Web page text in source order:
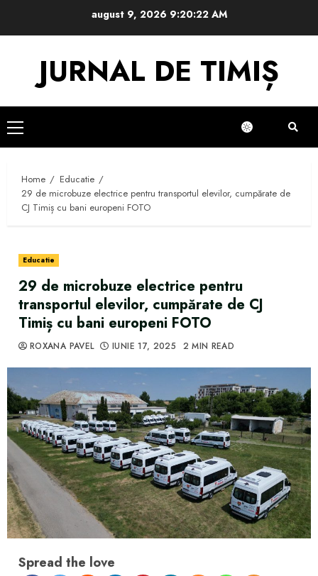
august 9, 2026 9:20:23 AM
JURNAL DE TIMIȘ
Primary
Menu
Home
Educatie
29 de microbuze electrice pentru transportul elevilor, cumpărate de
CJ Timiș cu bani europeni FOTO
Educatie
29 de microbuze electrice pentru
transportul elevilor, cumpărate de CJ
Timiș cu bani europeni FOTO
ROXANA PAVEL IUNIE 17, 2025 2 MIN READ
Spread the love